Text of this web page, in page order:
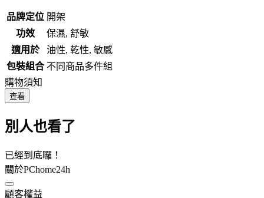
品牌定位 開架
功效
保濕, 舒敏
適用於
油性, 乾性, 敏感
包裝組合 不同商品多件組
購物須知
查看
別人也看了
已經到底囉！
關於PChome24h
顧客權益